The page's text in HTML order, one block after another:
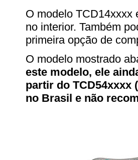
O modelo TCD14xxxx
no interior. Também
primeira opção de
O modelo mostrado
este modelo, ele
partir do TCD54xxxx
no Brasil e não